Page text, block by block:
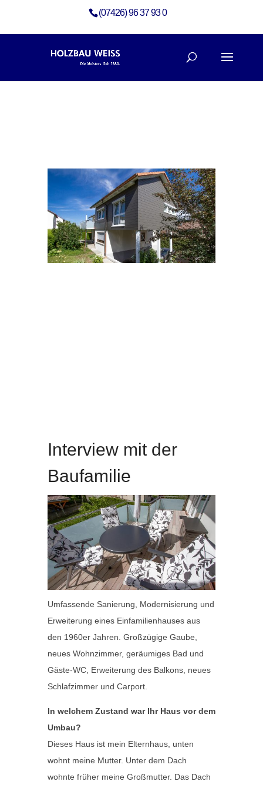
(07426) 96 37 93 0
Interview mit der
Baufamilie
Umfassende Sanierung, Modernisierung und
Erweiterung eines Einfamilienhauses aus
den 1960er Jahren. Großzügige Gaube,
neues Wohnzimmer, geräumiges Bad und
Gäste-WC, Erweiterung des Balkons, neues
Schlafzimmer und Carport.
In welchem Zustand war Ihr Haus vor dem
Umbau?
Dieses Haus ist mein Elternhaus, unten
wohnt meine Mutter. Unter dem Dach
wohnte früher meine Großmutter. Das Dach